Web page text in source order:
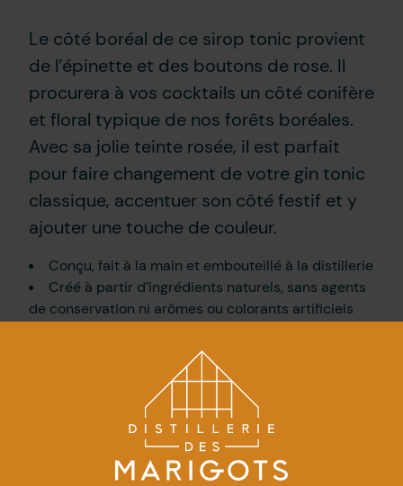
Le côté boréal de ce sirop tonic provient
de l’épinette et des boutons de rose. Il
procurera à vos cocktails un côté conifère
et floral typique de nos forêts boréales.
Avec sa jolie teinte rosée, il est parfait
pour faire changement de votre gin tonic
classique, accentuer son côté festif et y
ajouter une touche de couleur.
Conçu, fait à la main et embouteillé à la distillerie
Créé à partir d’ingrédients naturels, sans agents
de conservation ni arômes ou colorants artificiels
jusqu’à 2 mois au réfrigérateur
Agiter avant l’utilisation
Une bouteille donne environ 10 cocktails
Disponible en quantité limitée, selon la